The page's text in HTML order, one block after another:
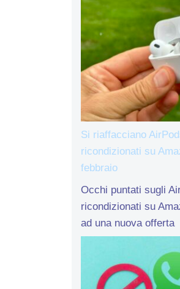
Si riaffacciano
ricondizionati su
febbraio
Occhi puntati sugli
ricondizionati su
ad una nuova offerta